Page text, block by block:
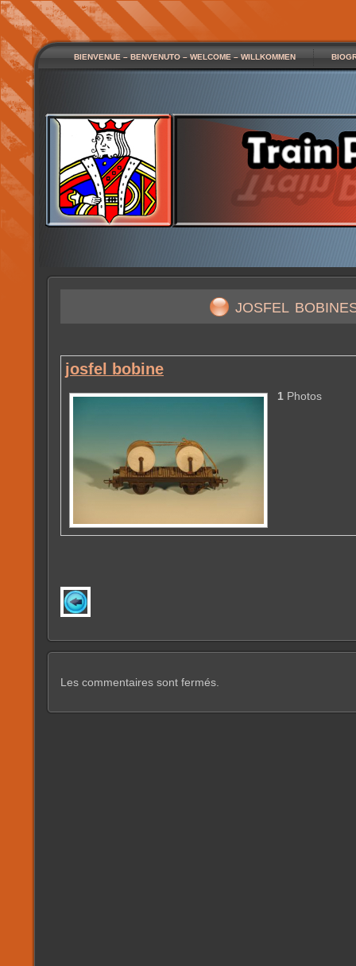
BIENVENUE – BENVENUTO – WELCOME – WILLKOMMEN
josfel
josfel bobine
1 Photos
Les commentaires sont fermés.